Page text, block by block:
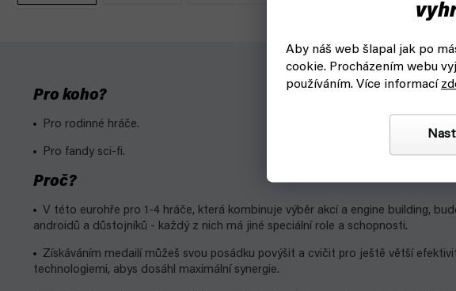
Aby náš web šlapal jak po
cookie. Procházením webu
používáním. Více informací
Pro koho?
Pro rodinné hráče.
Pro fandy sci-fi.
Proč?
V této eurohře pro 1-4 hráče, která kombinuje výběr akcí a engine building,
androidů a důstojníků - každý z nich má jiné speciální role a schopnosti.
Získáváním medailí můžeš svou posádku povýšit a cvičit pro ještě větší
technologiemi, abys dosáhl maximální synergie.